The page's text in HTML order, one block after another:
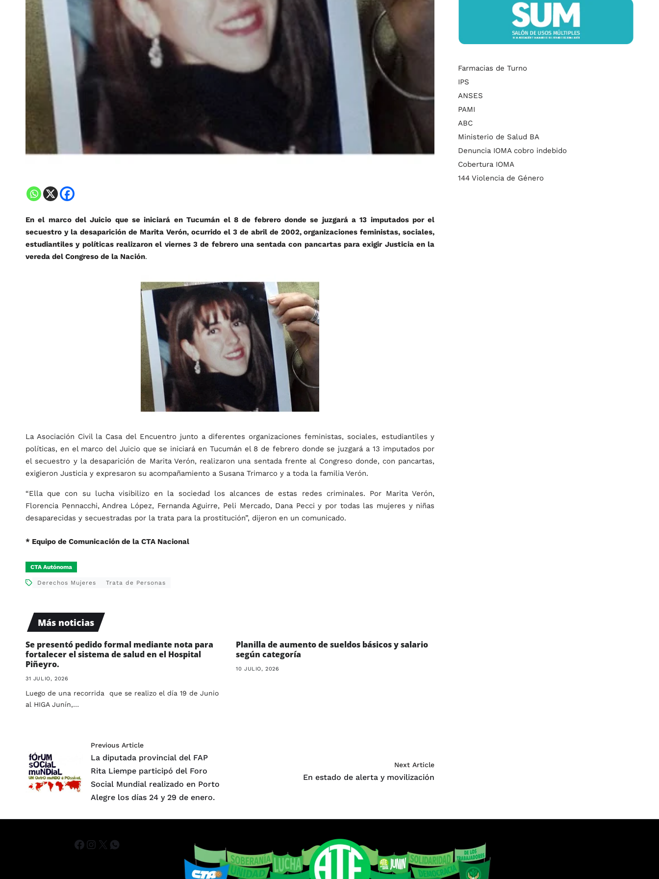
En el marco del Juicio que se iniciará en Tucumán el 8 de febrero donde se juzgará a 13 imputados por el
secuestro y la desaparición de Marita Verón, ocurrido el 3 de abril de 2002, organizaciones feministas, sociales,
estudiantiles y políticas realizaron el viernes 3 de febrero una sentada con pancartas para exigir Justicia en la
vereda del Congreso de la Nación.
La Asociación Civil la Casa del Encuentro junto a diferentes organizaciones feministas, sociales, estudiantiles y
políticas, en el marco del Juicio que se iniciará en Tucumán el 8 de febrero donde se juzgará a 13 imputados por
el secuestro y la desaparición de Marita Verón, realizaron una sentada frente al Congreso donde, con pancartas,
exigieron Justicia y expresaron su acompañamiento a Susana Trimarco y a toda la familia Verón.
“Ella que con su lucha visibilizo en la sociedad los alcances de estas redes criminales. Por Marita Verón,
Florencia Pennacchi, Andrea López, Fernanda Aguirre, Peli Mercado, Dana Pecci y por todas las mujeres y niñas
desaparecidas y secuestradas por la trata para la prostitución”, dijeron en un comunicado.
* Equipo de Comunicación de la CTA Nacional
CTA Autónoma
Derechos Mujeres Trata de Personas
Más noticias
Se presentó pedido formal mediante nota para
fortalecer el sistema de salud en el Hospital
Piñeyro.
31 JULIO, 2026
Luego de una recorrida que se realizo el día 19 de Junio
al HIGA Junín,…
Planilla de aumento de sueldos básicos y salario
según categoría
10 JULIO, 2026
Previous Article
La diputada provincial del FAP
Rita Liempe participó del Foro
Social Mundial realizado en Porto
Alegre los días 24 y 29 de enero.
Next Article
En estado de alerta y movilización
Farmacias de Turno
IPS
ANSES
PAMI
ABC
Ministerio de Salud BA
Denuncia IOMA cobro indebido
Cobertura IOMA
144 Violencia de Género